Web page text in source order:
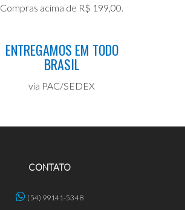
Compras acima de R$ 199,00.
ENTREGAMOS EM TODO
BRASIL
via PAC/SEDEX
CONTATO
(54) 99141-5348